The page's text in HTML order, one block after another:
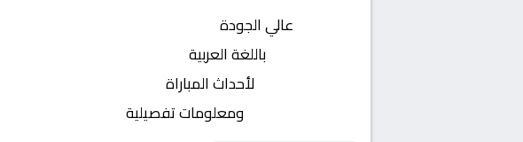
عالي الجودة
باللغة العربية
لأحداث المباراة
ومعلومات تفصيلية